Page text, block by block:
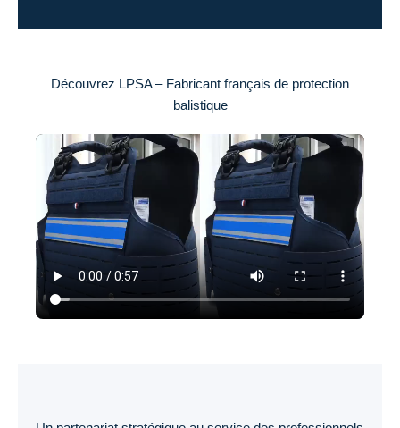
Découvrez LPSA – Fabricant français de protection
balistique